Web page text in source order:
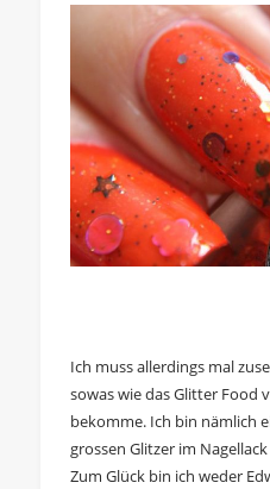
Ich muss allerdings mal
sowas wie das Glitter Food
bekomme. Ich bin nämlich
grossen Glitzer im
Zum Glück bin ich weder